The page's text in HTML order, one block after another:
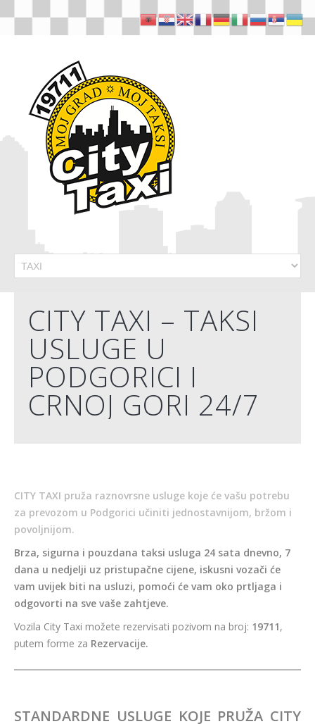
CITY TAXI – TAKSI
USLUGE U
PODGORICI I
CRNOJ GORI 24/7
CITY TAXI pruža raznovrsne usluge koje će vašu potrebu
za prevozom u Podgorici učiniti jednostavnijom, bržom i
povoljnijom.
Brza, sigurna i pouzdana taksi usluga 24 sata dnevno, 7
dana u nedjelji uz pristupačne cijene, iskusni vozači će
vam uvijek biti na usluzi, pomoći će vam oko prtljaga i
odgovorti na sve vaše zahtjeve.
Vozila City Taxi možete rezervisati pozivom na broj: 19711,
putem forme za Rezervacije.
STANDARDNE USLUGE KOJE PRUŽA CITY